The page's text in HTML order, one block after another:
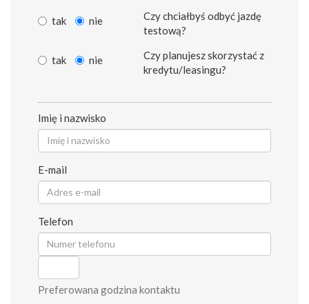
tak nie
Czy chciałbyś odbyć jazdę
testową?
tak nie
Czy planujesz skorzystać z
kredytu/leasingu?
Imię i nazwisko
E-mail
Telefon
Preferowana godzina kontaktu